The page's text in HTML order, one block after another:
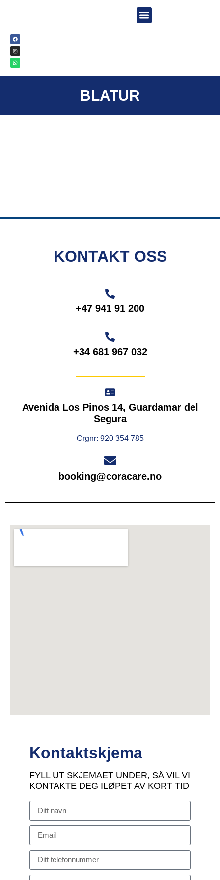
BLATUR
KONTAKT OSS
+47 941 91 200
+34 681 967 032
Avenida Los Pinos 14, Guardamar del
Segura
Orgnr: 920 354 785
booking@coracare.no
Kontaktskjema
FYLL UT SKJEMAET UNDER, SÅ VIL VI
KONTAKTE DEG ILØPET AV KORT TID